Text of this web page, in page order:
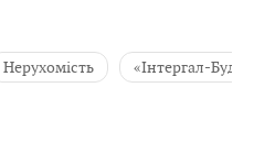
Нерухомість «Інтергал-Буд»